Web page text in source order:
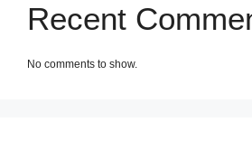
Recent
No comments to show.